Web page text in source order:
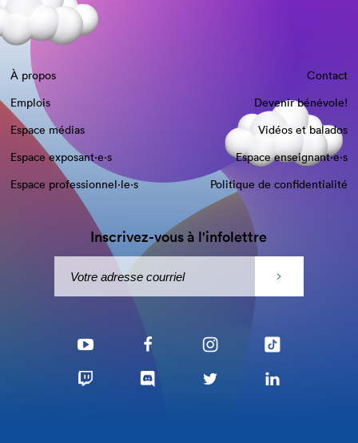
À propos
Contact
Emplois
Devenir bénévole!
Espace médias
Vidéos et balados
Espace exposant·e⋅s
Espace enseignant·e⋅s
Espace professionnel·le⋅s
Politique de confidentialité
Inscrivez-vous à l'infolettre